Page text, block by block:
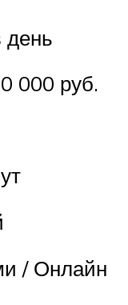
день
000 руб.
/ Онлайн